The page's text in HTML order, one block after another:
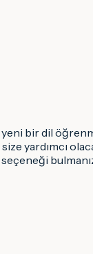
bir dil
size yardımcı